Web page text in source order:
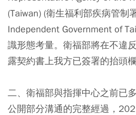
(Taiwan) (衛生福利部疾病管制
Independent Government of
識形態考量。衛福部將在不違
露契約書上我方已簽署的抬頭
二、衛福部與指揮中心之前已
公開部分溝通的完整經過，